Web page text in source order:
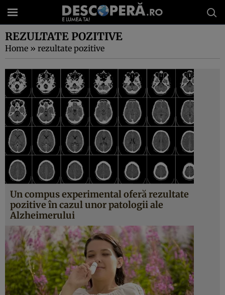
REZULTATE POZITIVE
Home » rezultate pozitive
Un compus experimental oferă rezultate
pozitive în cazul unor patologii ale
Alzheimerului